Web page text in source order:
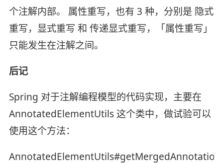
个注解内部。 属性重写，也有 3 种，分别是 隐式
重写，显式重写 和 传递显式重写，「属性重写」
只能发生在注解之间。
后记
Spring 对于注解编程模型的代码实现，主要在
AnnotatedElementUtils 这个类中，做试验可以
使用这个方法：